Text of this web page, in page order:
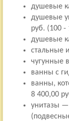
душевые
душевые
руб. (100 -
душевые
стальные
чугунные
ванны с
ванны,
8 400,00
унитазы —